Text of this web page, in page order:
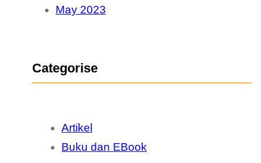
May 2023
Categorise
Artikel
Buku dan EBook